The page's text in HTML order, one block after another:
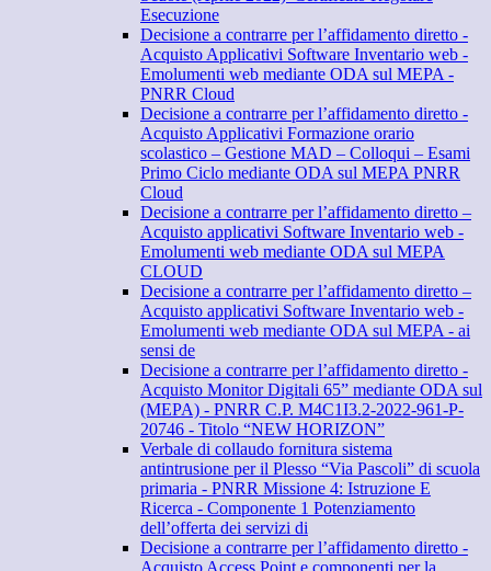
Esecuzione
Decisione a contrarre per l’affidamento diretto -
Acquisto Applicativi Software Inventario web -
Emolumenti web mediante ODA sul MEPA -
PNRR Cloud
Decisione a contrarre per l’affidamento diretto -
Acquisto Applicativi Formazione orario
scolastico – Gestione MAD – Colloqui – Esami
Primo Ciclo mediante ODA sul MEPA PNRR
Cloud
Decisione a contrarre per l’affidamento diretto –
Acquisto applicativi Software Inventario web -
Emolumenti web mediante ODA sul MEPA
CLOUD
Decisione a contrarre per l’affidamento diretto –
Acquisto applicativi Software Inventario web -
Emolumenti web mediante ODA sul MEPA - ai
sensi de
Decisione a contrarre per l’affidamento diretto -
Acquisto Monitor Digitali 65” mediante ODA sul
(MEPA) - PNRR C.P. M4C1I3.2-2022-961-P-
20746 - Titolo “NEW HORIZON”
Verbale di collaudo fornitura sistema
antintrusione per il Plesso “Via Pascoli” di scuola
primaria - PNRR Missione 4: Istruzione E
Ricerca - Componente 1 Potenziamento
dell’offerta dei servizi di
Decisione a contrarre per l’affidamento diretto -